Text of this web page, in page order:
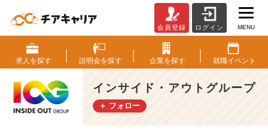
O
G
っ
て
ナ
ニ？】
会員登録 ログイン MENU
求人を探す 説明会を探す 企業を探す 就職イベント
インサイド・アウトグループ
＋ フォロー